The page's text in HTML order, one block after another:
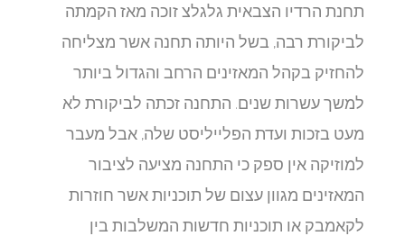
תחנת הרדיו הצבאית גלגלצ זוכה מאז הקמתה
לביקורת רבה, בשל היותה תחנה אשר מצליחה
להחזיק בקהל המאזינים הרחב והגדול ביותר
למשך עשרות שנים. התחנה זכתה לביקורת לא
מעט בזכות ועדת הפלייליסט שלה, אבל מעבר
למוזיקה אין ספק כי התחנה מציעה לציבור
המאזינים מגוון עצום של תוכניות אשר חוזרות
לקאמבק או תוכניות חדשות המשלבות בין